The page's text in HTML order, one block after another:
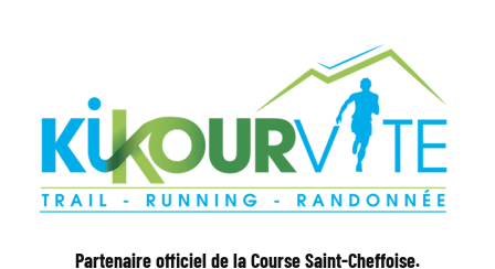
Partenaire officiel de la Course Saint-Cheffoise.